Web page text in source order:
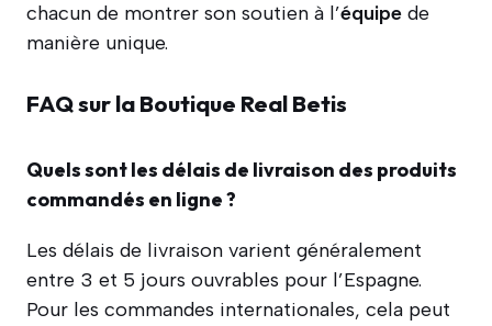
chacun de montrer son soutien à l’équipe de
manière unique.
FAQ sur la Boutique Real Betis
Quels sont les délais de livraison des produits
commandés en ligne ?
Les délais de livraison varient généralement
entre 3 et 5 jours ouvrables pour l’Espagne.
Pour les commandes internationales, cela peut